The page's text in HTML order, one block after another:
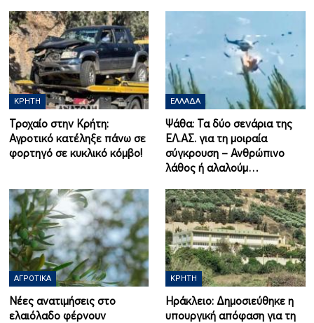
ΚΡΉΤΗ
Τροχαίο στην Κρήτη:
Αγροτικό κατέληξε πάνω σε
φορτηγό σε κυκλικό κόμβο!
ΕΛΛΆΔΑ
Ψάθα: Τα δύο σενάρια της
ΕΛ.ΑΣ. για τη μοιραία
σύγκρουση – Ανθρώπινο
λάθος ή αλαλούμ…
ΑΓΡΟΤΙΚΆ
Νέες ανατιμήσεις στο
ελαιόλαδο φέρνουν
ΚΡΉΤΗ
Ηράκλειο: Δημοσιεύθηκε η
υπουργική απόφαση για τη